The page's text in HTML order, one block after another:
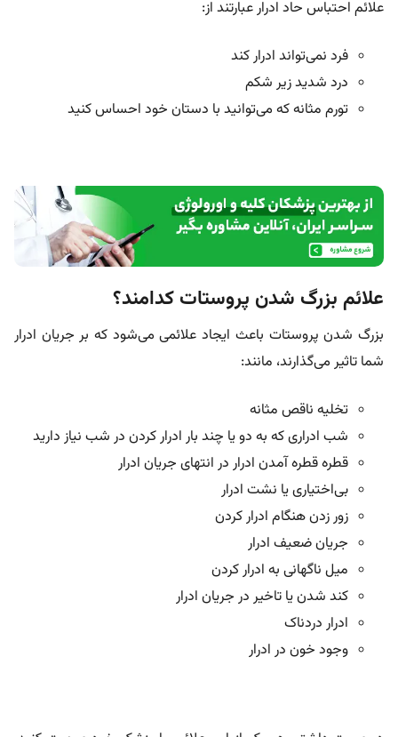
علائم احتباس حاد ادرار عبارتند از:
فرد نمی‌تواند ادرار کند
درد شدید زیر شکم
تورم مثانه که می‌توانید با دستان خود احساس کنید
علائم بزرگ شدن پروستات کدامند؟
بزرگ شدن پروستات باعث ایجاد علائمی می‌شود که بر جریان ادرار
شما تاثیر می‌گذارند، مانند:
تخلیه ناقص مثانه
شب ادراری که به دو یا چند بار ادرار کردن در شب نیاز دارید
قطره قطره آمدن ادرار در انتهای جریان ادرار
بی‌اختیاری یا نشت ادرار
زور زدن هنگام ادرار کردن
جریان ضعیف ادرار
میل ناگهانی به ادرار کردن
کند شدن یا تاخیر در جریان ادرار
ادرار دردناک
وجود خون در ادرار